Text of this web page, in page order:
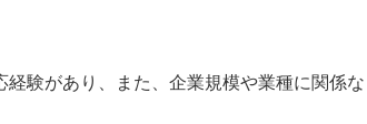
験があり、また、企業規模や業種に関係な